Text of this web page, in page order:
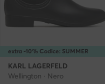
extra -10% Codice: SUMMER
KARL LAGERFELD
Wellington · Nero